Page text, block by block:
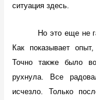
ситуация здесь.
Но это еще не
Как показывает
Точно также было
рухнула. Все
исчезло. Только